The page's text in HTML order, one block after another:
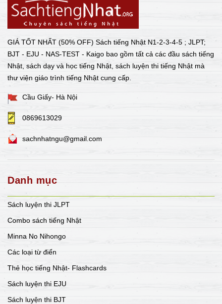
GIÁ TỐT NHẤT (50% OFF) Sách tiếng Nhật N1-2-3-4-5 ; JLPT;
BJT - EJU - NAS-TEST - Kaigo bao gồm tất cả các đầu sách tiếng
Nhật, sách dạy và học tiếng Nhật, sách luyện thi tiếng Nhật mà
thư viện giáo trình tiếng Nhật cung cấp.
Cầu Giấy- Hà Nội
0869613029
sachnhatngu@gmail.com
Danh mục
Sách luyện thi JLPT
Combo sách tiếng Nhật
Minna No Nihongo
Các loại từ điển
Thẻ học tiếng Nhật- Flashcards
Sách luyện thi EJU
Sách luyện thi BJT